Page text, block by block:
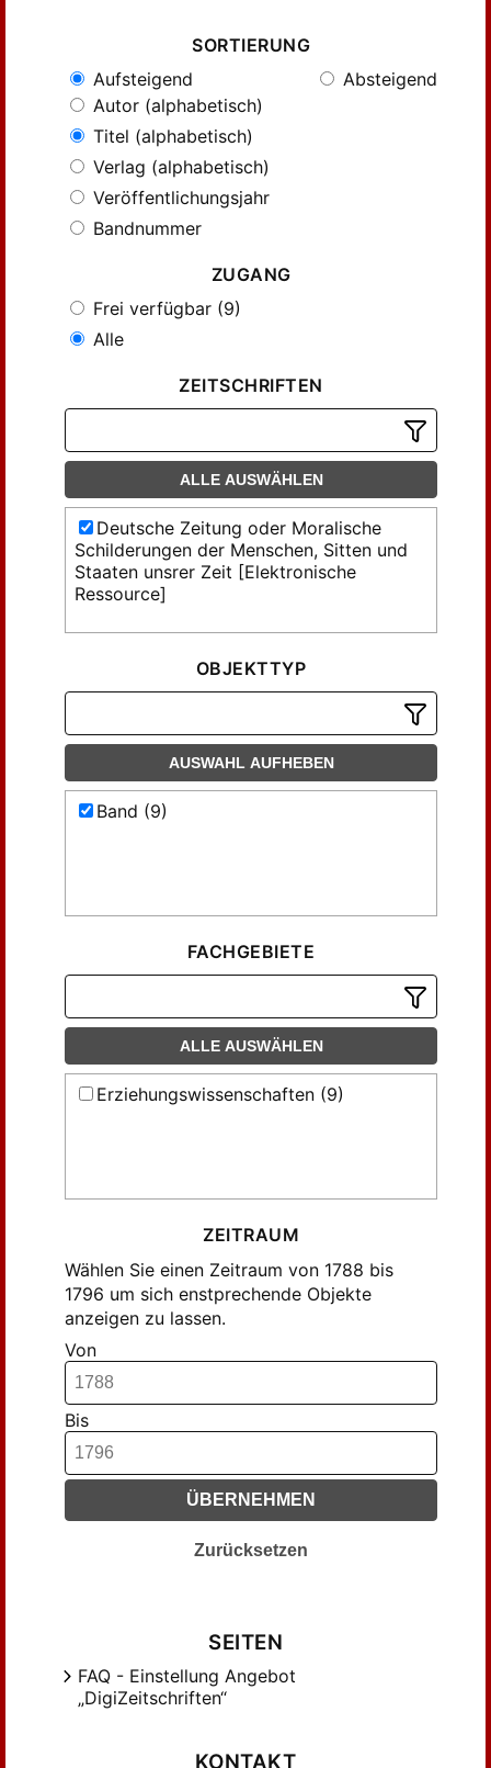
SORTIERUNG
Aufsteigend
Absteigend
Autor (alphabetisch)
Titel (alphabetisch)
Verlag (alphabetisch)
Veröffentlichungsjahr
Bandnummer
ZUGANG
Frei verfügbar (9)
Alle
ZEITSCHRIFTEN
ALLE AUSWÄHLEN
Deutsche Zeitung oder Moralische
Schilderungen der Menschen, Sitten und
Staaten unsrer Zeit [Elektronische
Ressource]
OBJEKTTYP
AUSWAHL AUFHEBEN
Band (9)
FACHGEBIETE
ALLE AUSWÄHLEN
Erziehungswissenschaften (9)
ZEITRAUM
Wählen Sie einen Zeitraum von 1788 bis
1796 um sich enstprechende Objekte
anzeigen zu lassen.
Von
Bis
ÜBERNEHMEN
Zurücksetzen
SEITEN
FAQ - Einstellung Angebot
„DigiZeitschriften“
KONTAKT